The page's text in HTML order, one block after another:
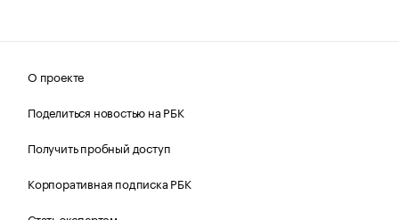
О проекте
Поделиться новостью на РБК
Получить пробный доступ
Корпоративная подписка РБК